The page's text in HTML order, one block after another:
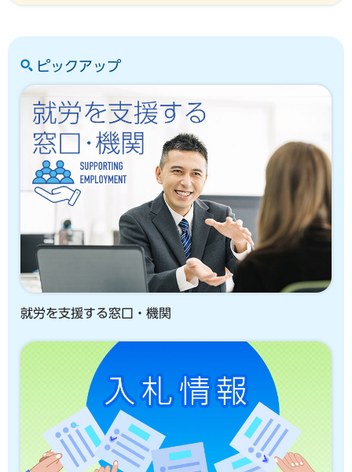
ピックアップ
就労を支援する窓口・機関